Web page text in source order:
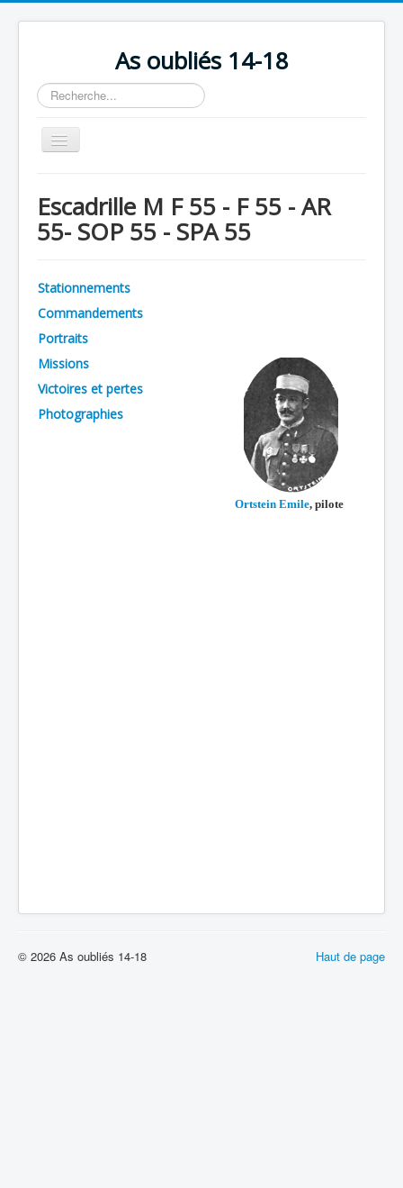
As oubliés 14-18
Rechercher
Basculer
la
Chronologie
Escadrilles
Avions
Personnels
Formation
Doctrines
Escadrille M F 55 - F 55 - AR
55- SOP 55 - SPA 55
Stationnements
Commandements
Portraits
Missions
Victoires et pertes
Photographies
Ortstein Emile, pilote
Haut de page
© 2026 As oubliés 14-18